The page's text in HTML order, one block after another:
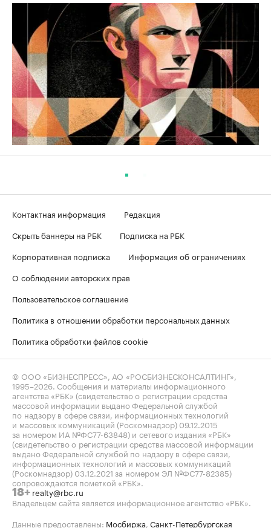
Контактная информация
Редакция
Скрыть баннеры на РБК
Подписка на РБК
Корпоративная подписка
Информация об ограничениях
О соблюдении авторских прав
Пользовательское соглашение
Политика в отношении обработки персональных данных
Политика обработки файлов cookie
© ООО «БИЗНЕСПРЕСС», АО «РОСБИЗНЕСКОНСАЛТИНГ»,
1995–2026. Сообщения и материалы информационного
агентства «РБК» (свидетельство о регистрации средства
массовой информации выдано Федеральной службой
по надзору в сфере связи, информационных технологий
и массовых коммуникаций (Роскомнадзор) 09.12.2015
за номером ИА №ФС77-63848) и сетевого издания «РБК»
(свидетельство о регистрации средства массовой информации
выдано Федеральной службой по надзору в сфере связи,
информационных технологий и массовых коммуникаций
(Роскомнадзор) 03.12.2021 за номером ЭЛ №ФС77-82385)
сопровождаются пометкой «РБК».
18+ realty@rbc.ru
Владельцем сайта является информационное агентство «РБК».
Данные предоставлены: Мосбиржа, Санкт-Петербургская